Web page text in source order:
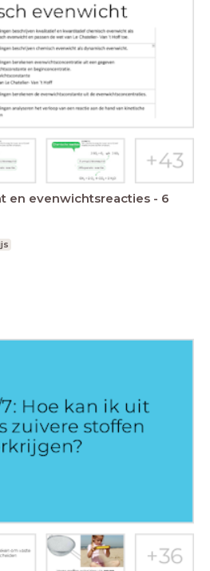
en evenwichtsreacties - 6